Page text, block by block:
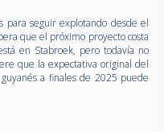
para seguir explotando desde el
que el próximo proyecto costa
en Stabroek, pero todavía no
que la expectativa original del
a finales de 2025 puede